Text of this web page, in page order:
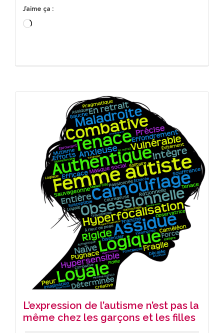
J’aime ça :
Chargement…
L’expression de l’autisme n’est pas la
même chez les garçons et les filles